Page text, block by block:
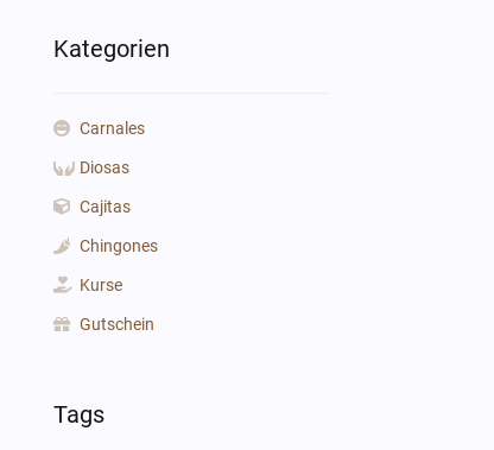
Kategorien
Carnales
Diosas
Cajitas
Chingones
Kurse
Gutschein
Tags